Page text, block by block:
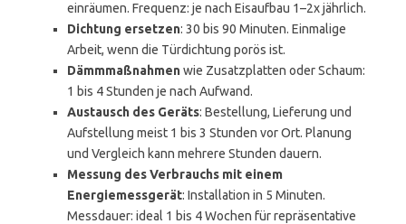
einräumen. Frequenz: je nach Eisaufbau 1–2x jährlich.
Dichtung ersetzen: 30 bis 90 Minuten. Einmalige
Arbeit, wenn die Türdichtung porös ist.
Dämmmaßnahmenwie Zusatzplatten oder Schaum:
1 bis 4 Stunden je nach Aufwand.
Austausch des Geräts: Bestellung, Lieferung und
Aufstellung meist 1 bis 3 Stunden vor Ort. Planung
und Vergleich kann mehrere Stunden dauern.
Messung des Verbrauchs mit einem
Energiemessgerät: Installation in 5 Minuten.
Messdauer: ideal 1 bis 4 Wochen für repräsentative